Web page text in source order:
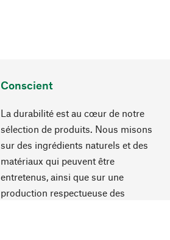
Conscient
La durabilité est au cœur de notre
sélection de produits. Nous misons
sur des ingrédients naturels et des
matériaux qui peuvent être
entretenus, ainsi que sur une
production respectueuse des